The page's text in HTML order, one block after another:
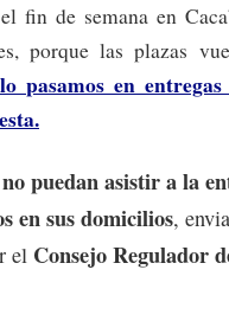
fin de semana en
porque las plazas
pasamos en
puedan asistir a la
en sus domicilios,
el Consejo Regulador